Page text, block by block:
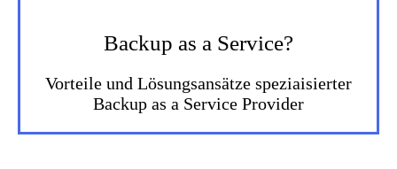
Backup as a Service?
Vorteile und Lösungsansätze speziaisierter
Backup as a Service Provider